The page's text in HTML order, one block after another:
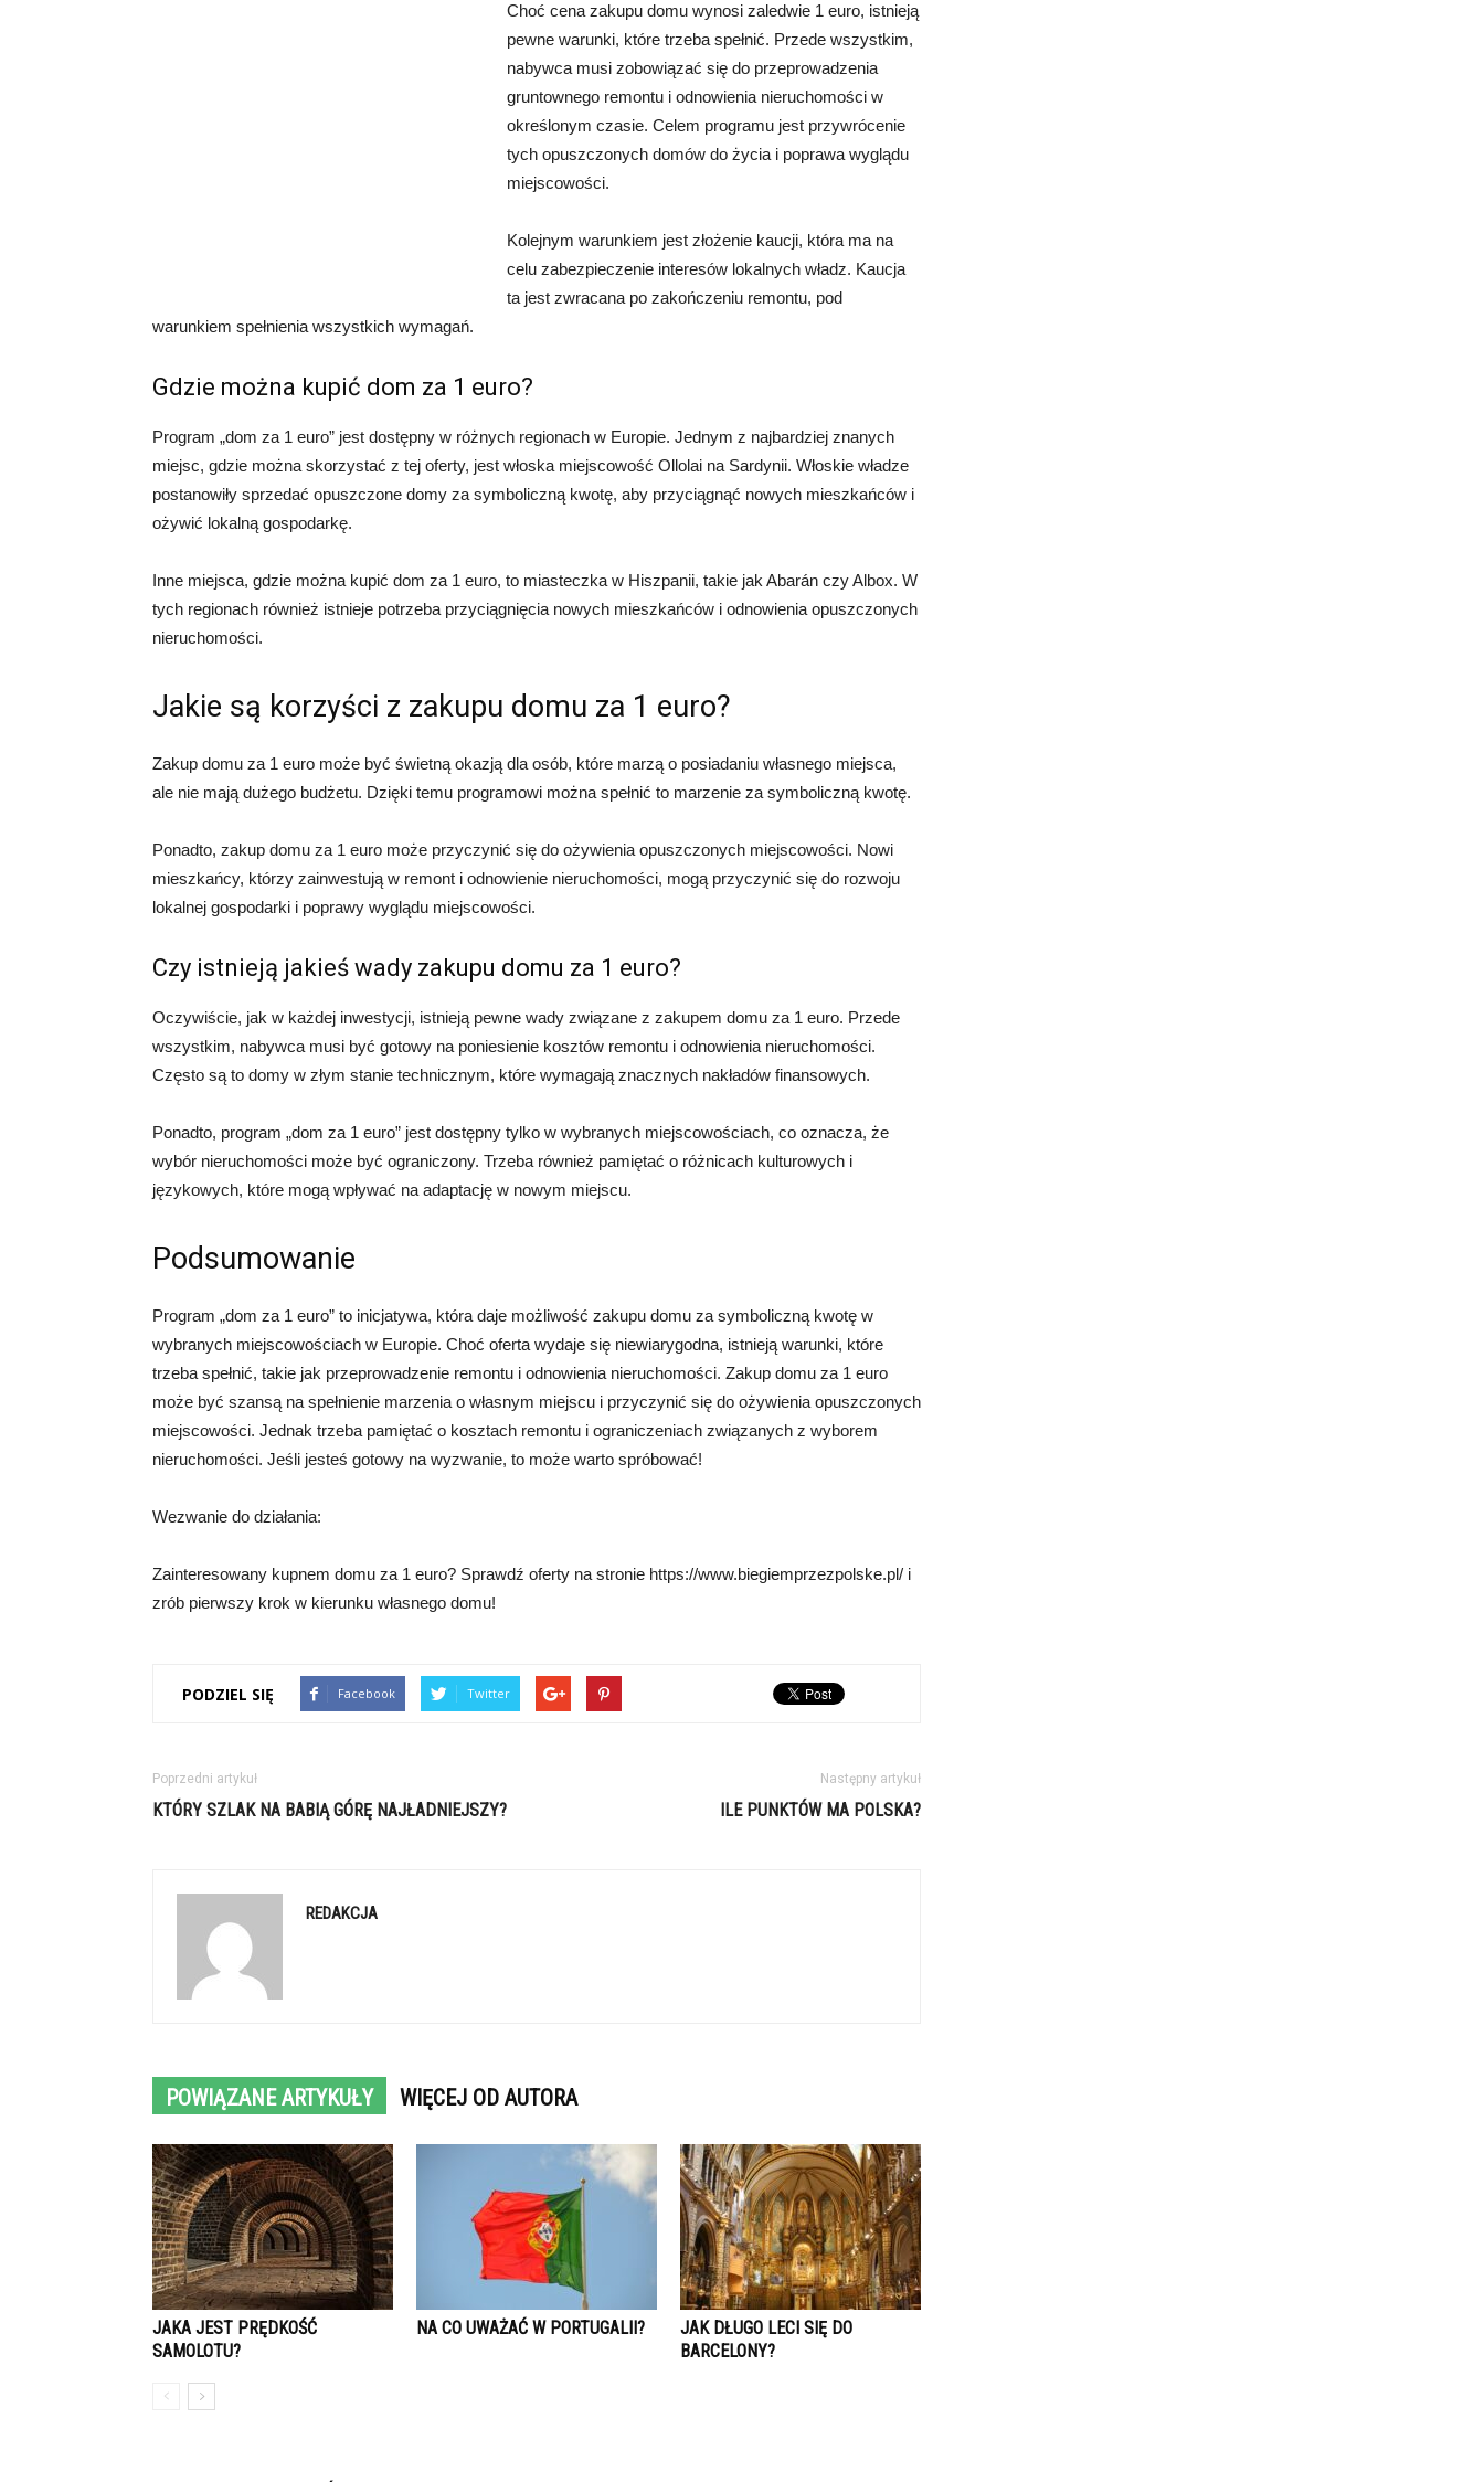
Choć cena zakupu domu wynosi zaledwie 1 euro, istnieją
pewne warunki, które trzeba spełnić. Przede wszystkim,
nabywca musi zobowiązać się do przeprowadzenia
gruntownego remontu i odnowienia nieruchomości w
określonym czasie. Celem programu jest przywrócenie
tych opuszczonych domów do życia i poprawa wyglądu
miejscowości.
Kolejnym warunkiem jest złożenie kaucji, która ma na
celu zabezpieczenie interesów lokalnych władz. Kaucja
ta jest zwracana po zakończeniu remontu, pod
warunkiem spełnienia wszystkich wymagań.
Gdzie można kupić dom za 1 euro?
Program „dom za 1 euro” jest dostępny w różnych regionach w Europie. Jednym z najbardziej znanych
miejsc, gdzie można skorzystać z tej oferty, jest włoska miejscowość Ollolai na Sardynii. Włoskie władze
postanowiły sprzedać opuszczone domy za symboliczną kwotę, aby przyciągnąć nowych mieszkańców i
ożywić lokalną gospodarkę.
Inne miejsca, gdzie można kupić dom za 1 euro, to miasteczka w Hiszpanii, takie jak Abarán czy Albox. W
tych regionach również istnieje potrzeba przyciągnięcia nowych mieszkańców i odnowienia opuszczonych
nieruchomości.
Jakie są korzyści z zakupu domu za 1 euro?
Zakup domu za 1 euro może być świetną okazją dla osób, które marzą o posiadaniu własnego miejsca,
ale nie mają dużego budżetu. Dzięki temu programowi można spełnić to marzenie za symboliczną kwotę.
Ponadto, zakup domu za 1 euro może przyczynić się do ożywienia opuszczonych miejscowości. Nowi
mieszkańcy, którzy zainwestują w remont i odnowienie nieruchomości, mogą przyczynić się do rozwoju
lokalnej gospodarki i poprawy wyglądu miejscowości.
Czy istnieją jakieś wady zakupu domu za 1 euro?
Oczywiście, jak w każdej inwestycji, istnieją pewne wady związane z zakupem domu za 1 euro. Przede
wszystkim, nabywca musi być gotowy na poniesienie kosztów remontu i odnowienia nieruchomości.
Często są to domy w złym stanie technicznym, które wymagają znacznych nakładów finansowych.
Ponadto, program „dom za 1 euro” jest dostępny tylko w wybranych miejscowościach, co oznacza, że
wybór nieruchomości może być ograniczony. Trzeba również pamiętać o różnicach kulturowych i
językowych, które mogą wpływać na adaptację w nowym miejscu.
Podsumowanie
Program „dom za 1 euro” to inicjatywa, która daje możliwość zakupu domu za symboliczną kwotę w
wybranych miejscowościach w Europie. Choć oferta wydaje się niewiarygodna, istnieją warunki, które
trzeba spełnić, takie jak przeprowadzenie remontu i odnowienia nieruchomości. Zakup domu za 1 euro
może być szansą na spełnienie marzenia o własnym miejscu i przyczynić się do ożywienia opuszczonych
miejscowości. Jednak trzeba pamiętać o kosztach remontu i ograniczeniach związanych z wyborem
nieruchomości. Jeśli jesteś gotowy na wyzwanie, to może warto spróbować!
Wezwanie do działania:
Zainteresowany kupnem domu za 1 euro? Sprawdź oferty na stronie https://www.biegiemprzezpolske.pl/ i
zrób pierwszy krok w kierunku własnego domu!
PODZIEL SIĘ Facebook Twitter
Poprzedni artykuł
KTÓRY SZLAK NA BABIĄ GÓRĘ NAJŁADNIEJSZY?
Następny artykuł
ILE PUNKTÓW MA POLSKA?
REDAKCJA
POWIĄZANE ARTYKUŁY WIĘCEJ OD AUTORA
JAKA JEST PRĘDKOŚĆ
SAMOLOTU?
NA CO UWAŻAĆ W PORTUGALII?
JAK DŁUGO LECI SIĘ DO
BARCELONY?